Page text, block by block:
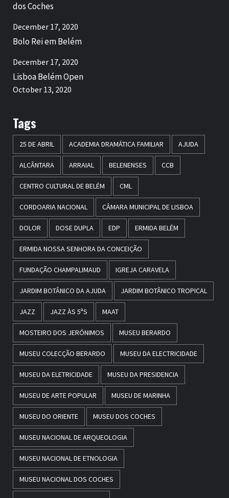
dos Coches
December 17, 2020
Bolo Rei em Belém
December 17, 2020
Lisboa Belém Open
October 13, 2020
Tags
25 DE ABRIL ACADEMIA DRAMÁTICA FAMILIAR AJUDA
ALCÂNTARA ARRAIAL BELENENSES CCB
CENTRO CULTURAL DE BELÉM CML
CORDOARIA NACIONAL CÂMARA MUNICIPAL DE LISBOA
DOLOR DOSE DUPLA EDP ERMIDA BELÉM
ERMIDA NOSSA SENHORA DA CONCEIÇÃO
FUNDAÇÃO CHAMPALIMAUD IGREJA CARAVELA
JARDIM BOTÂNICO DA AJUDA JARDIM BOTÂNICO TROPICAL
JAZZ JAZZ ÀS 5ªS MAAT
MOSTEIRO DOS JERÓNIMOS MUSEU BERARDO
MUSEU COLECÇÃO BERARDO MUSEU DA ELECTRICIDADE
MUSEU DA ELETRICIDADE MUSEU DA PRESIDENCIA
MUSEU DE ARTE POPULAR MUSEU DE MARINHA
MUSEU DO ORIENTE MUSEU DOS COCHES
MUSEU NACIONAL DE ARQUEOLOGIA
MUSEU NACIONAL DE ETNOLOGIA
MUSEU NACIONAL DOS COCHES